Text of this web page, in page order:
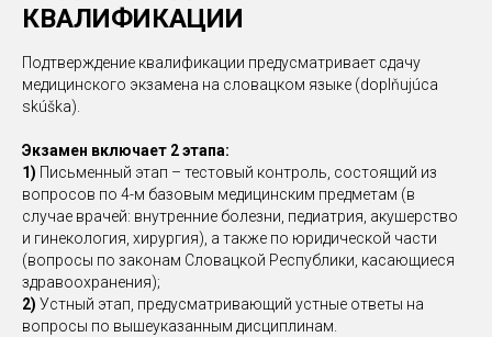
КВАЛИФИКАЦИИ
Подтверждение квалификации предусматривает сдачу
медицинского экзамена на словацком языке (doplňujúca
skúška).
Экзамен включает 2 этапа:
1) Письменный этап – тестовый контроль, состоящий из
вопросов по 4-м базовым медицинским предметам (в
случае врачей: внутренние болезни, педиатрия, акушерство
и гинекология, хирургия), а также по юридической части
(вопросы по законам Словацкой Республики, касающиеся
здравоохранения);
2) Устный этап, предусматривающий устные ответы на
вопросы по вышеуказанным дисциплинам.